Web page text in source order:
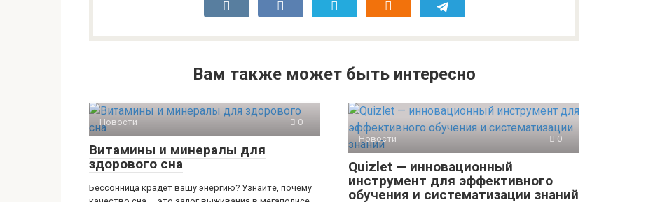
Вам также может быть интересно
Новости 0
Витамины и минералы для
здорового сна
Бессонница крадет вашу энергию? Узнайте, почему
Новости 0
Quizlet — инновационный
инструмент для эффективного
обучения и систематизации знаний